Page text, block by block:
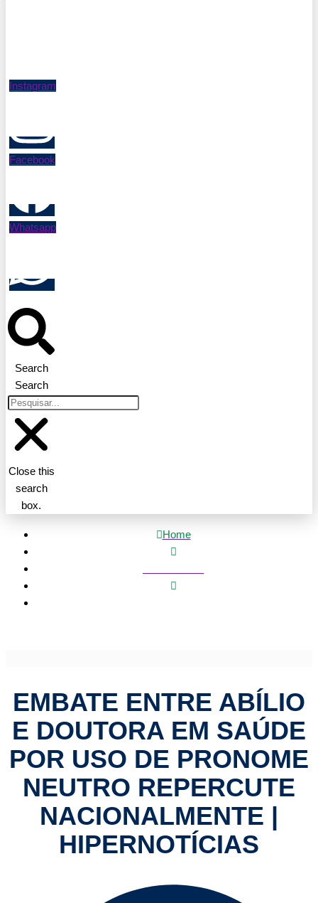
Instagram
Facebook
Whatsapp
Search
Search
Close this
search
box.
Home
EMBATE ENTRE ABÍLIO
E DOUTORA EM SAÚDE
POR USO DE PRONOME
NEUTRO REPERCUTE
NACIONALMENTE |
HIPERNOTÍCIAS